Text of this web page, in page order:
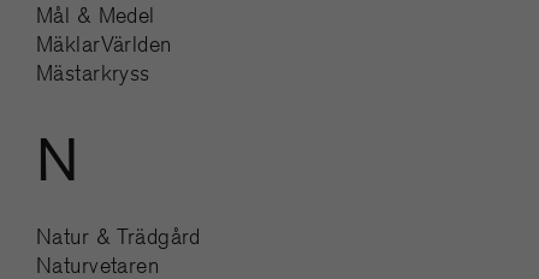
Mål & Medel
MäklarVärlden
Mästarkryss
N
Natur & Trädgård
Naturvetaren